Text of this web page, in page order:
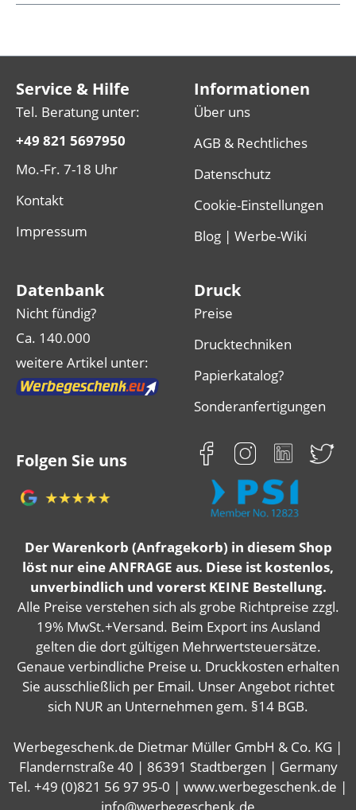
Service & Hilfe
Tel. Beratung unter:
+49 821 5697950
Mo.-Fr. 7-18 Uhr
Kontakt
Impressum
Informationen
Über uns
AGB & Rechtliches
Datenschutz
Cookie-Einstellungen
Blog | Werbe-Wiki
Datenbank
Nicht fündig?
Ca. 140.000
weitere Artikel unter:
Druck
Preise
Drucktechniken
Papierkatalog?
Sonderanfertigungen
Folgen Sie uns
Der Warenkorb (Anfragekorb) in diesem Shop
löst nur eine ANFRAGE aus. Diese ist kostenlos,
unverbindlich und vorerst KEINE Bestellung.
Alle Preise verstehen sich als grobe Richtpreise zzgl.
19% MwSt.+Versand. Beim Export ins Ausland
gelten die dort gültigen Mehrwertsteuersätze.
Genaue verbindliche Preise u. Druckkosten erhalten
Sie ausschließlich per Email. Unser Angebot richtet
sich NUR an Unternehmen gem. §14 BGB.
Werbegeschenk.de Dietmar Müller GmbH & Co. KG |
Flandernstraße 40 | 86391 Stadtbergen | Germany
Tel. +49 (0)821 56 97 95-0 | www.werbegeschenk.de |